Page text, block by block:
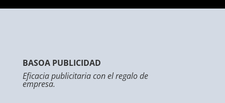
BASOA PUBLICIDAD
Eficacia publicitaria con el regalo de
empresa.